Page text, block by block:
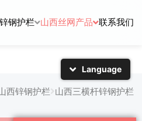
钢护栏 山西丝网产品 联系我们
西锌钢护栏 山西三横杆锌钢护栏
Language
本語
한국어